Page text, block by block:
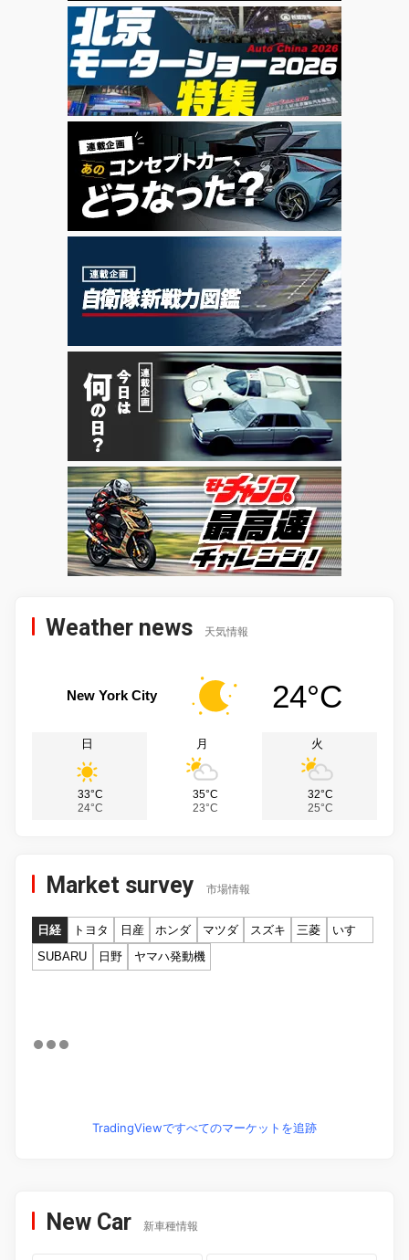
Weather news 天気情報
New York City 24°C
日
33°C
24°C
月
35°C
23°C
火
32°C
25°C
Market survey 市場情報
日経 トヨタ 日産 ホンダ マツダ スズキ 三菱
いすゞ
SUBARU
日野 ヤマハ発動機
TradingViewですべてのマーケットを追跡
New Car 新車種情報